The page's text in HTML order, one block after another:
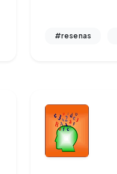
#resenas